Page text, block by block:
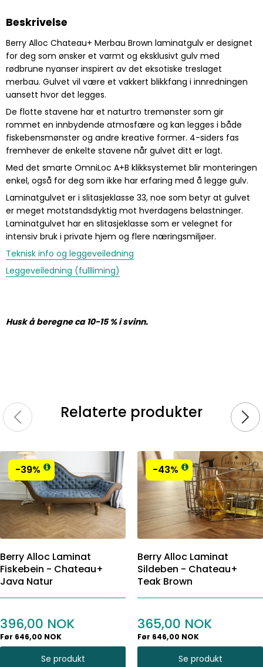
Beskrivelse
Berry Alloc Chateau+ Merbau Brown laminatgulv er designet
for deg som ønsker et varmt og eksklusivt gulv med
rødbrune nyanser inspirert av det eksotiske treslaget
merbau. Gulvet vil være et vakkert blikkfang i innredningen
uansett hvor det legges.
De flotte stavene har et naturtro tremønster som gir
rommet en innbydende atmosfære og kan legges i både
fiskebensmønster og andre kreative former. 4-siders fas
fremhever de enkelte stavene når gulvet ditt er lagt.
Med det smarte OmniLoc A+B klikksystemet blir monteringen
enkel, også for deg som ikke har erfaring med å legge gulv.
Laminatgulvet er i slitasjeklasse 33, noe som betyr at gulvet
er meget motstandsdyktig mot hverdagens belastninger.
Laminatgulvet har en slitasjeklasse som er velegnet for
intensiv bruk i private hjem og flere næringsmiljøer.
Teknisk info og leggeveiledning
Leggeveiledning (fullliming)
Husk å beregne ca 10-15 % i svinn.
Relaterte produkter
-39%
Berry Alloc Laminat
Fiskebein - Chateau+
Java Natur
396,00
Før 646,00 NOK
Se produkt
-43%
Berry Alloc Laminat
Sildeben - Chateau+
Teak Brown
365,00
Før 646,00 NOK
Se produkt